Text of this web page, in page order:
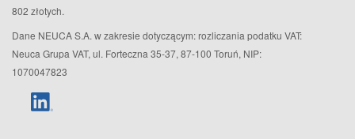
802 złotych.
Dane NEUCA S.A. w zakresie dotyczącym: rozliczania podatku VAT:
Neuca Grupa VAT, ul. Forteczna 35-37, 87-100 Toruń, NIP:
1070047823